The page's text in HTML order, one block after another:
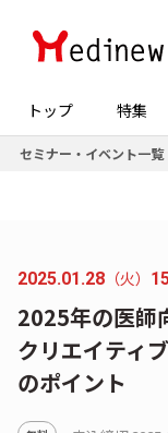
トップ 特集
セミナー・イベント一覧
2025.01.28 （火）
2025年の医師
クリエイティ
のポイント